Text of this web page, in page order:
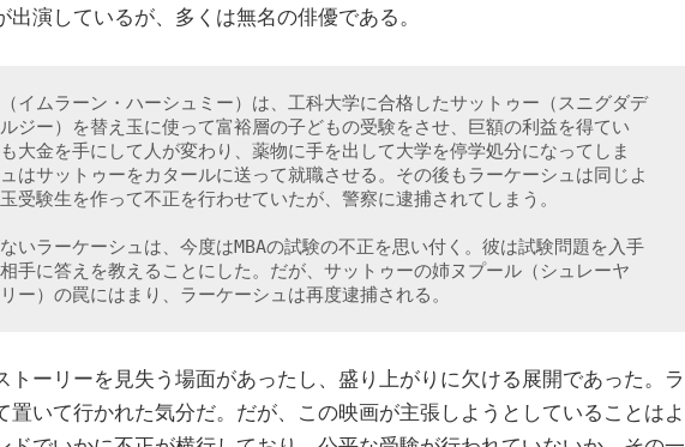
演しているが、多くは無名の俳優である。
ムラーン・ハーシュミー）は、工科大学に合格したサットゥー（スニグダデ
ジー）を替え玉に使って富裕層の子どもの受験をさせ、巨額の利益を得てい
大金を手にして人が変わり、薬物に手を出して大学を停学処分になってしま
はサットゥーをカタールに送って就職させる。その後もラーケーシュは同じよ
受験生を作って不正を行わせていたが、警察に逮捕されてしまう。
ラーケーシュは、今度はMBAの試験の不正を思い付く。彼は試験問題を入手
手に答えを教えることにした。だが、サットゥーの姉ヌプール（シュレーヤ
ー）の罠にはまり、ラーケーシュは再度逮捕される。
ーリーを見失う場面があったし、盛り上がりに欠ける展開であった。ラ
置いて行かれた気分だ。だが、この映画が主張しようとしていることはよ